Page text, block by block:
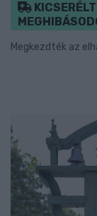
Megkezdték az